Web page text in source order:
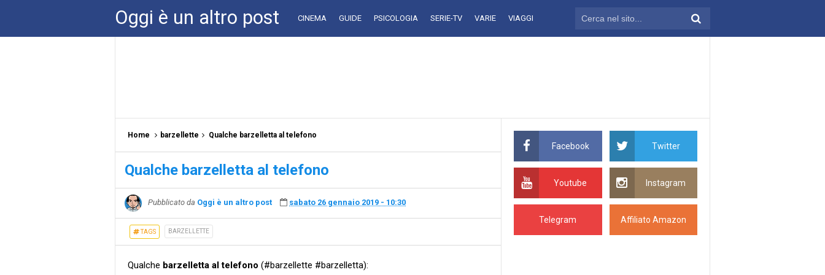
Oggi è un altro post CINEMA GUIDE PSICOLOGIA SERIE-TV VARIE VIAGGI
Home barzellette Qualche barzelletta al telefono
Qualche barzelletta al telefono
Pubblicato da Oggi è un altro post sabato 26 gennaio 2019 - 10:30
TAGS BARZELLETTE
Qualche barzelletta al telefono (#barzellette #barzelletta):
Facebook Twitter
Youtube Instagram
Telegram Affiliato Amazon